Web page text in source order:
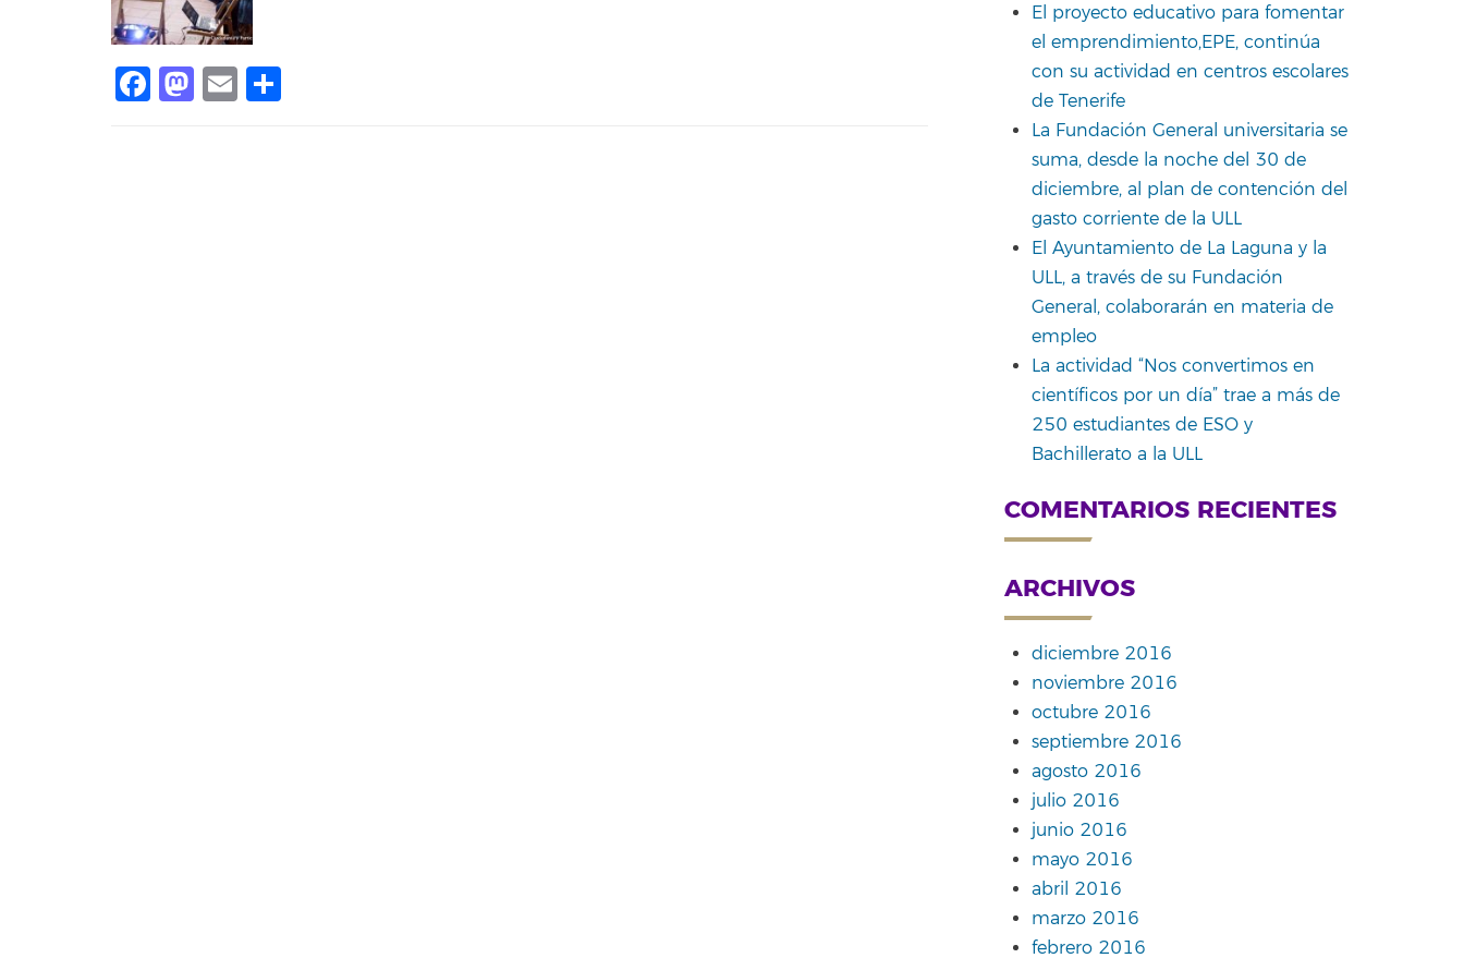
Facebook
Mastodon
Email
El proyecto educativo para fomentar
el emprendimiento,EPE, continúa
con su actividad en centros escolares
de Tenerife
La Fundación General universitaria se
suma, desde la noche del 30 de
diciembre, al plan de contención del
gasto corriente de la ULL
El Ayuntamiento de La Laguna y la
ULL, a través de su Fundación
General, colaborarán en materia de
empleo
La actividad “Nos convertimos en
científicos por un día” trae a más de
250 estudiantes de ESO y
Bachillerato a la ULL
COMENTARIOS RECIENTES
ARCHIVOS
diciembre 2016
noviembre 2016
octubre 2016
septiembre 2016
agosto 2016
julio 2016
junio 2016
mayo 2016
abril 2016
marzo 2016
febrero 2016